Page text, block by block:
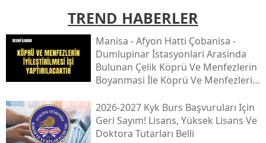
TREND HABERLER
Mani̇sa - Afyon Hatti Çobani̇sa -
Dumlupinar İstasyonlari Arasinda
Bulunan Çeli̇k Köprü Ve Menfezleri̇n
Boyanmasi İle Köprü Ve Menfezleri̇n
2026-2027 Kyk Burs Başvuruları Için
Geri Sayım! Lisans, Yüksek Lisans Ve
Doktora Tutarları Belli